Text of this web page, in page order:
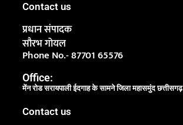
Contact us
प्रधान संपादक
सौरभ गोयल
Phone No.- 87701 65576
Office:
मेंन रोड सरायपाली ईदगाह के सामने जिला महासमुंद छत्तीसगढ़
Contact us